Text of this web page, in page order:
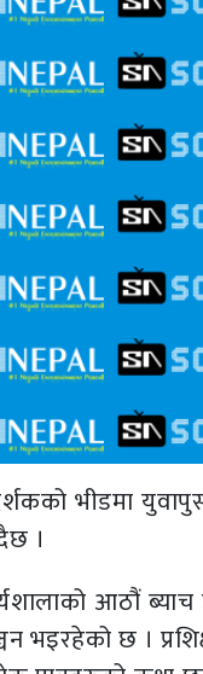
भीडमा
।
आठौं
भइरहेको छ ।